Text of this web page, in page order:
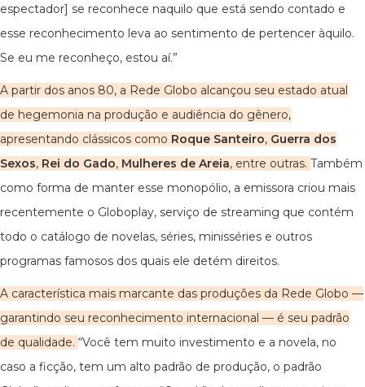
espectador] se reconhece naquilo que está sendo contado e
esse reconhecimento leva ao sentimento de pertencer àquilo.
Se eu me reconheço, estou aí.”
A partir dos anos 80, a Rede Globo alcançou seu estado atual
de hegemonia na produção e audiência do gênero,
apresentando clássicos como Roque Santeiro, Guerra dos
Sexos, Rei do Gado, Mulheres de Areia, entre outras. Também
como forma de manter esse monopólio, a emissora criou mais
recentemente o Globoplay, serviço de streaming que contém
todo o catálogo de novelas, séries, minisséries e outros
programas famosos dos quais ele detém direitos.
A característica mais marcante das produções da Rede Globo —
garantindo seu reconhecimento internacional — é seu padrão
de qualidade. “Você tem muito investimento e a novela, no
caso a ficção, tem um alto padrão de produção, o padrão